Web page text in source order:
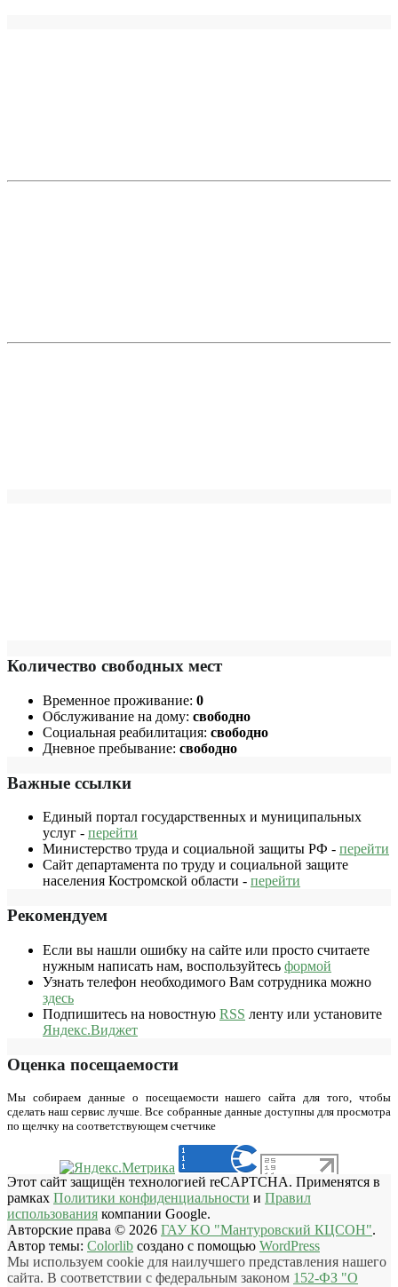
Количество свободных мест
Временное проживание: 0
Обслуживание на дому: свободно
Социальная реабилитация: свободно
Дневное пребывание: свободно
Важные ссылки
Единый портал государственных и муниципальных
услуг - перейти
Министерство труда и социальной защиты РФ - перейти
Сайт департамента по труду и социальной защите
населения Костромской области - перейти
Рекомендуем
Если вы нашли ошибку на сайте или просто считаете
нужным написать нам, воспользуйтесь формой
Узнать телефон необходимого Вам сотрудника можно
здесь
Подпишитесь на новостную RSS ленту или установите
Яндекс.Виджет
Оценка посещаемости
Мы собираем данные о посещаемости нашего сайта для того, чтобы
сделать наш сервис лучше. Все собранные данные доступны для просмотра
по щелчку на соответствующем счетчике
Этот сайт защищён технологией reCAPTCHA. Применятся в
рамках Политики конфиденциальности и Правил
использования компании Google.
Авторские права © 2026 ГАУ КО "Мантуровский КЦСОН".
Автор темы: Colorlib создано с помощью WordPress
Мы используем cookie для наилучшего представления нашего
сайта. В соответствии с федеральным законом 152-ФЗ "О